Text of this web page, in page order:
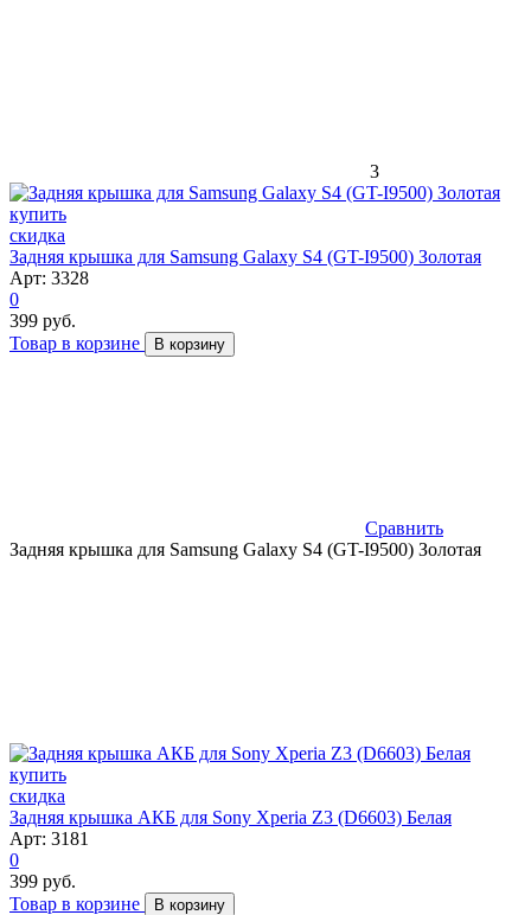
3
скидка
Задняя крышка для Samsung Galaxy S4 (GT-I9500) Золотая
Арт: 3328
0
399 руб.
Товар в корзине
В корзину
Сравнить
Задняя крышка для Samsung Galaxy S4 (GT-I9500) Золотая
скидка
Задняя крышка АКБ для Sony Xperia Z3 (D6603) Белая
Арт: 3181
0
399 руб.
Товар в корзине
В корзину